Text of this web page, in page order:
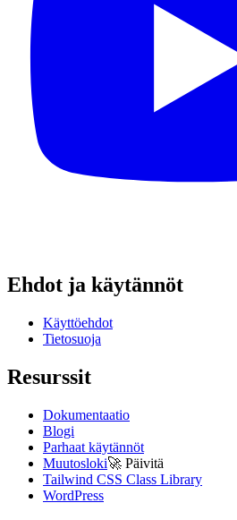
Ehdot ja käytännöt
Käyttöehdot
Tietosuoja
Resurssit
Dokumentaatio
Blogi
Parhaat käytännöt
Muutosloki🚀 Päivitä
Tailwind CSS Class Library
WordPress